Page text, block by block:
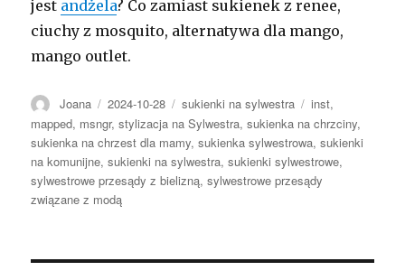
jest andżela? Co zamiast sukienek z renee,
ciuchy z mosquito, alternatywa dla mango,
mango outlet.
Autor
Joana Opublikowano
2024-10-28 Kategorie
sukienki na sylwestra Tagi
inst,
mapped, msngr,stylizacja na Sylwestra,sukienka na chrzciny,
sukienka na chrzest dla mamy,sukienka sylwestrowa,sukienki
na komunijne,sukienki na sylwestra,sukienki sylwestrowe,
sylwestrowe przesądy z bielizną,sylwestrowe przesądy
związane z modą